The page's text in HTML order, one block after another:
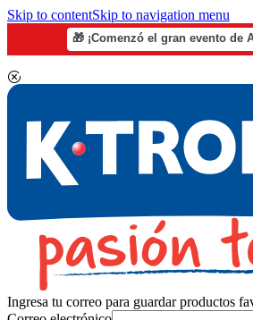
Skip to contentSkip to navigation menu
🎁 ¡Comenzó el gran evento de
Ingresa tu correo para guardar productos